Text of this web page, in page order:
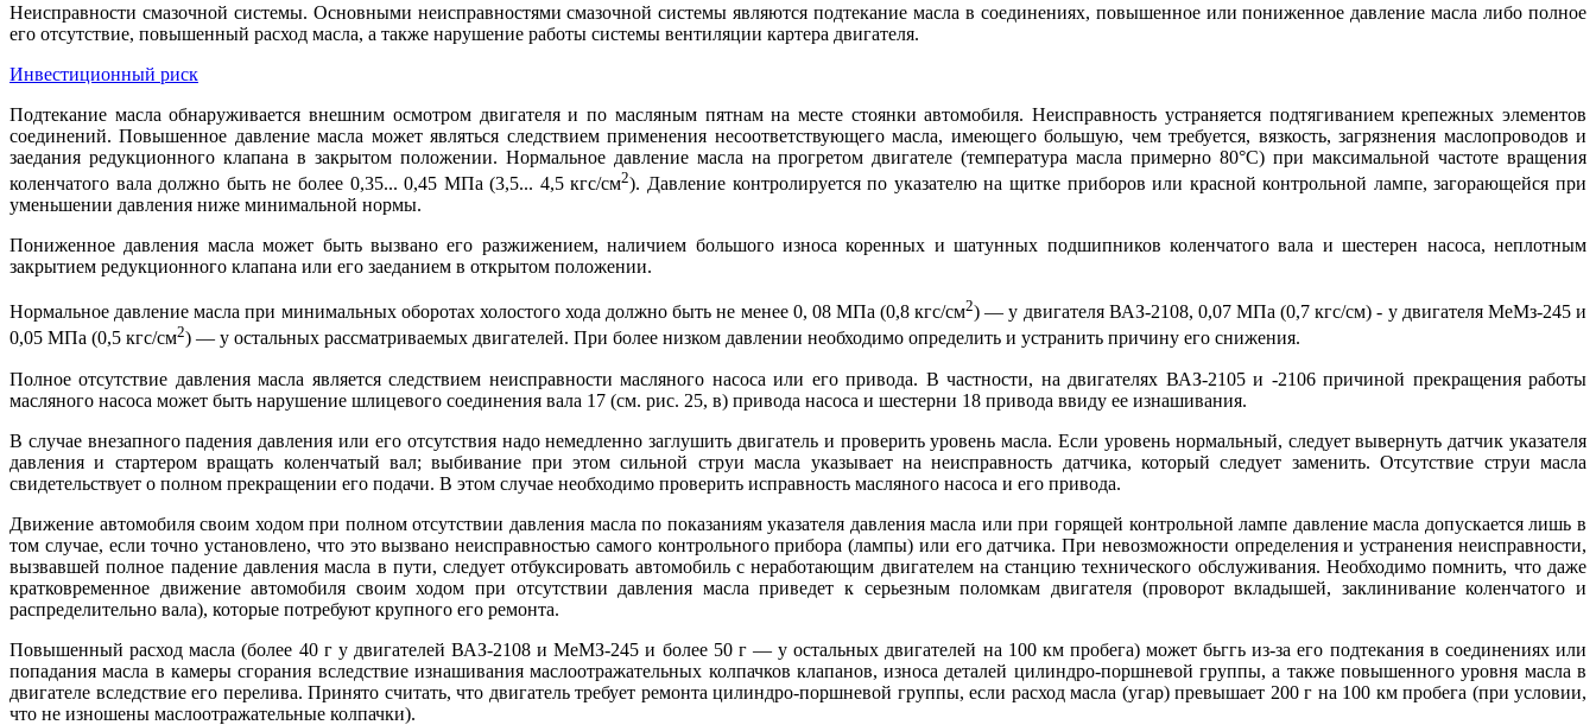
Неисправности смазочной системы. Основными неисправностями смазочной системы являются подтекание масла в соединениях, повышенное или пониженное давление масла либо полное
его отсутствие, повышенный расход масла, а также нарушение работы системы вентиляции картера двигателя.
Инвестиционный риск
Подтекание масла обнаруживается внешним осмотром двигателя и по масляным пятнам на месте стоянки автомобиля. Неисправность устраняется подтягиванием крепежных элементов
соединений. Повышенное давление масла может являться следствием применения несоответствующего масла, имеющего большую, чем требуется, вязкость, загрязнения маслопроводов и
заедания редукционного клапана в закрытом положении. Нормальное давление масла на прогретом двигателе (температура масла примерно 80°С) при максимальной частоте вращения
коленчатого вала должно быть не более 0,35... 0,45 МПа (3,5... 4,5 кгс/см2). Давление контролируется по указателю на щитке приборов или красной контрольной лампе, загорающейся при
уменьшении давления ниже минимальной нормы.
Пониженное давления масла может быть вызвано его разжижением, наличием большого износа коренных и шатунных подшипников коленчатого вала и шестерен насоса, неплотным
закрытием редукционного клапана или его заеданием в открытом положении.
Нормальное давление масла при минимальных оборотах холостого хода должно быть не менее 0, 08 МПа (0,8 кгс/см2) — у двигателя ВАЗ-2108, 0,07 МПа (0,7 кгс/см) - у двигателя МеМз-245 и
0,05 МПа (0,5 кгс/см2) — у остальных рассматриваемых двигателей. При более низком давлении необходимо определить и устранить причину его снижения.
Полное отсутствие давления масла является следствием неисправности масляного насоса или его привода. В частности, на двигателях ВАЗ-2105 и -2106 причиной прекращения работы
масляного насоса может быть нарушение шлицевого соединения вала 17 (см. рис. 25, в) привода насоса и шестерни 18 привода ввиду ее изнашивания.
В случае внезапного падения давления или его отсутствия надо немедленно заглушить двигатель и проверить уровень масла. Если уровень нормальный, следует вывернуть датчик указателя
давления и стартером вращать коленчатый вал; выбивание при этом сильной струи масла указывает на неисправность датчика, который следует заменить. Отсутствие струи масла
свидетельствует о полном прекращении его подачи. В этом случае необходимо проверить исправность масляного насоса и его привода.
Движение автомобиля своим ходом при полном отсутствии давления масла по показаниям указателя давления масла или при горящей контрольной лампе давление масла допускается лишь в
том случае, если точно установлено, что это вызвано неисправностью самого контрольного прибора (лампы) или его датчика. При невозможности определения и устранения неисправности,
вызвавшей полное падение давления масла в пути, следует отбуксировать автомобиль с неработающим двигателем на станцию технического обслуживания. Необходимо помнить, что даже
кратковременное движение автомобиля своим ходом при отсутствии давления масла приведет к серьезным поломкам двигателя (проворот вкладышей, заклинивание коленчатого и
распределительно вала), которые потребуют крупного его ремонта.
Повышенный расход масла (более 40 г у двигателей ВАЗ-2108 и МеМЗ-245 и более 50 г — у остальных двигателей на 100 км пробега) может бьггь из-за его подтекания в соединениях или
попадания масла в камеры сгорания вследствие изнашивания маслоотражательных колпачков клапанов, износа деталей цилиндро-поршневой группы, а также повышенного уровня масла в
двигателе вследствие его перелива. Принято считать, что двигатель требует ремонта цилиндро-поршневой группы, если расход масла (угар) превышает 200 г на 100 км пробега (при условии,
что не изношены маслоотражательные колпачки).